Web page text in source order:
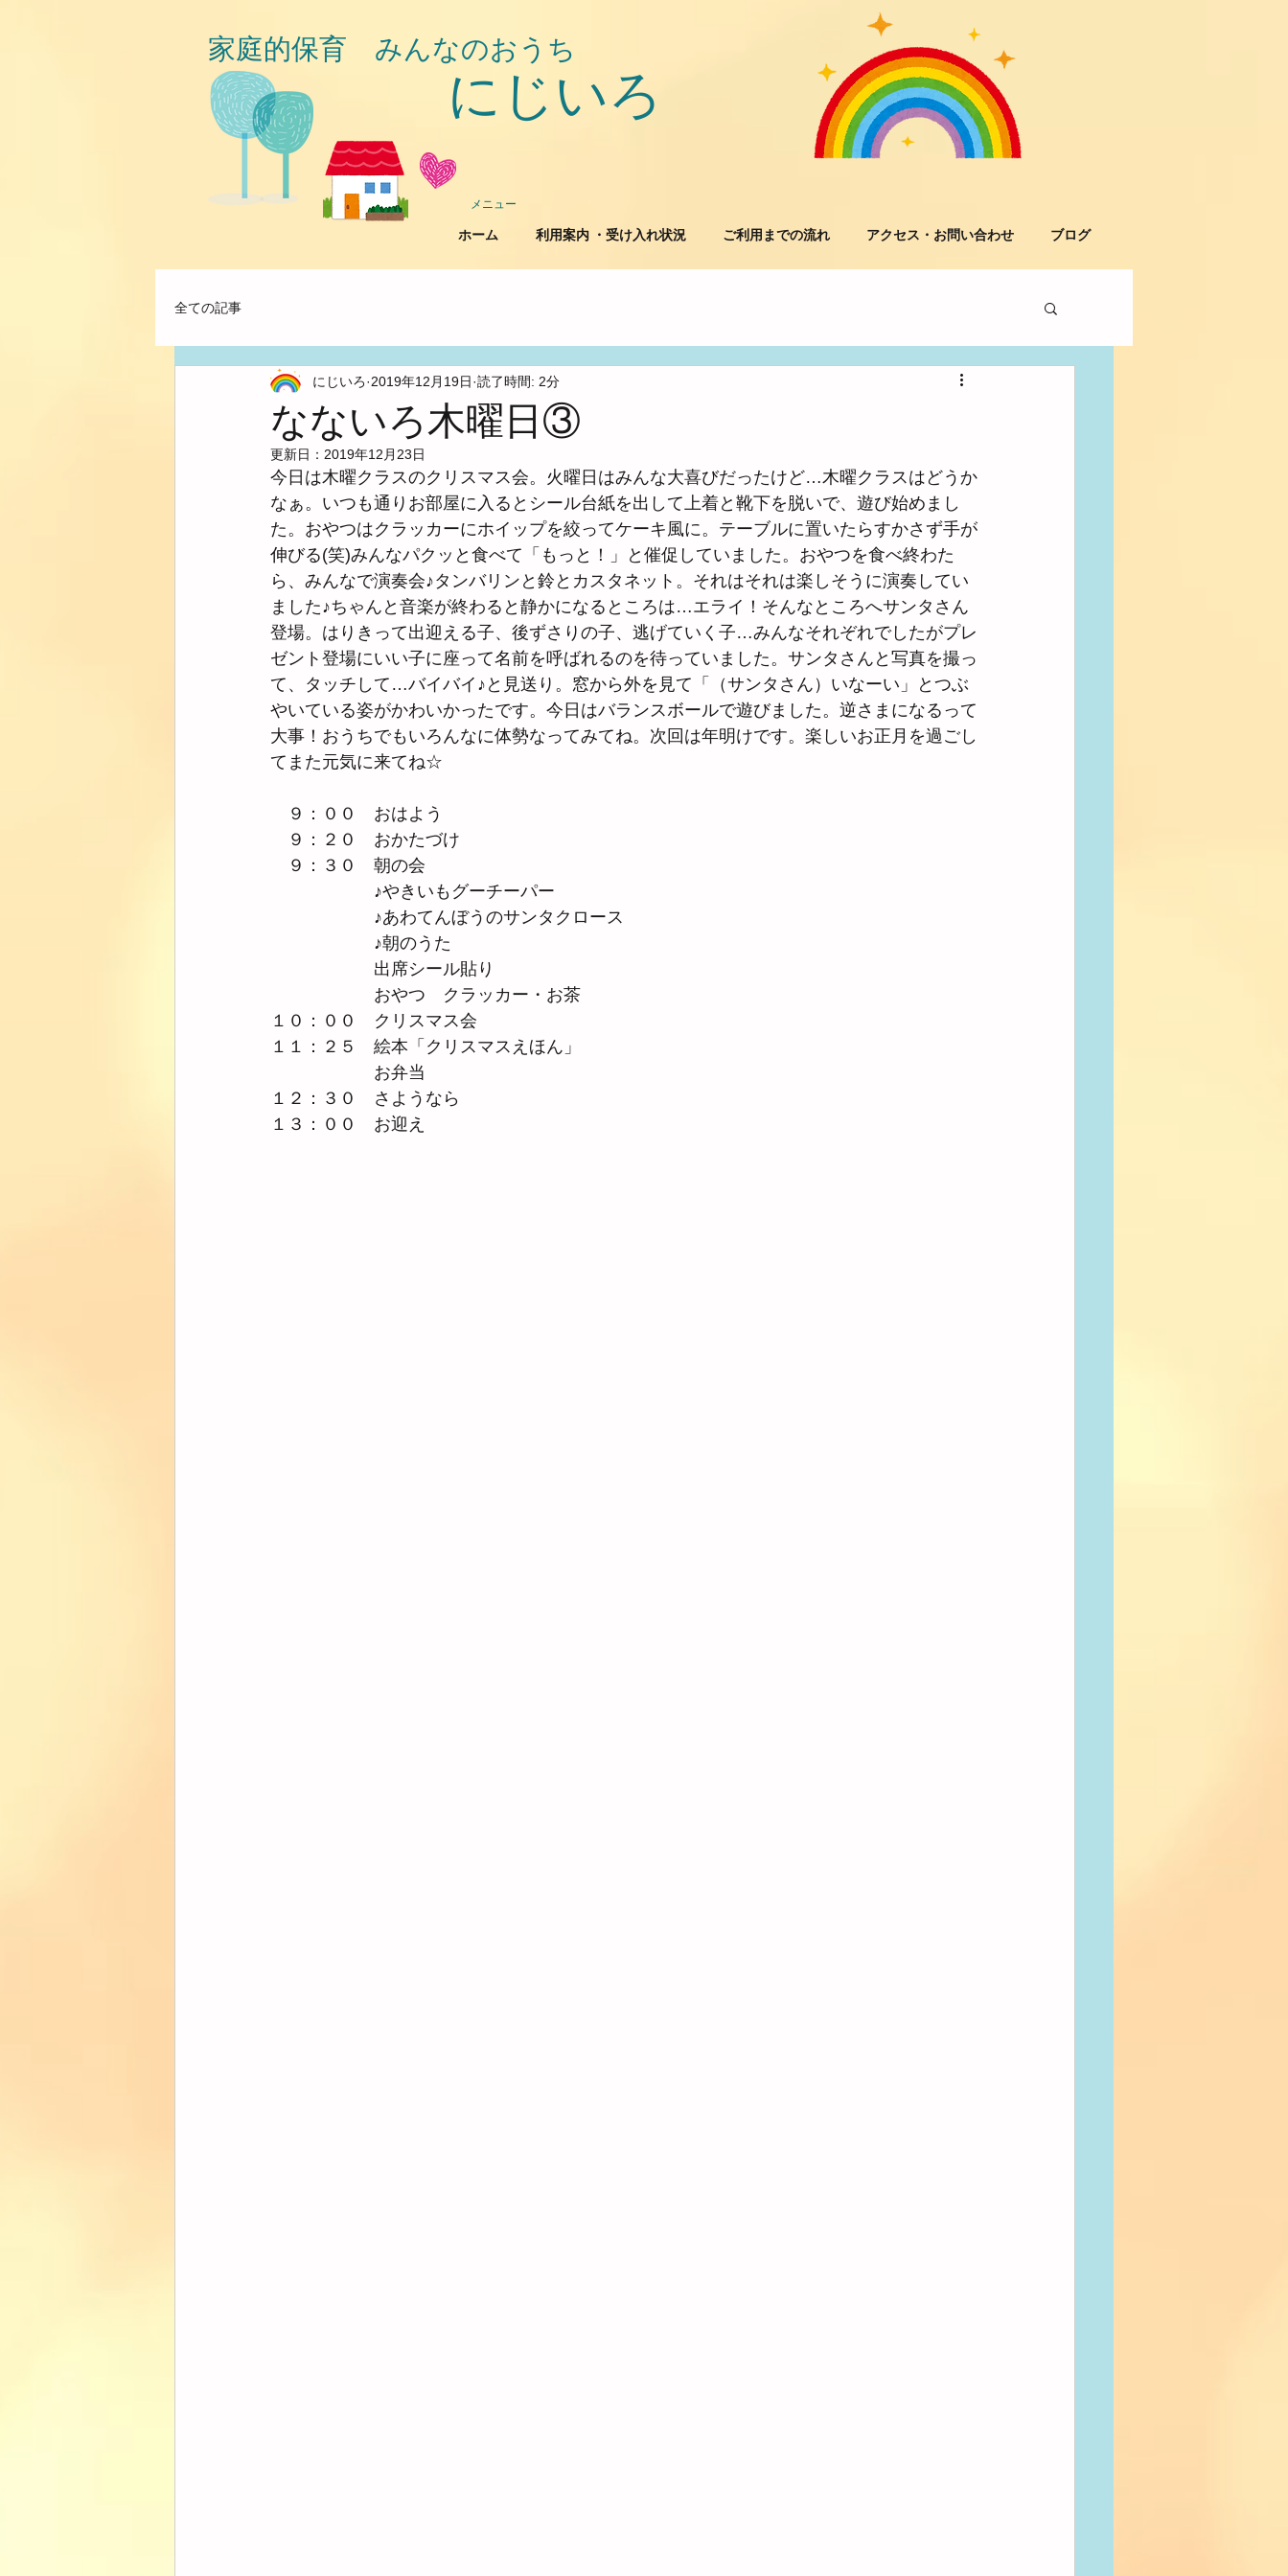
家庭的保育 みんなのおうち
​ にじいろ
ホーム 利用案内 ・受け入れ状況 ご利用までの流れ アクセス・お問い合わせ ブログ
メニュー
全ての記事
なないろ木曜日③
にじいろ 2019年12月19日 読了時間: 2分
更新日： 2019年12月23日
今日は木曜クラスのクリスマス会。火曜日はみんな大喜びだったけど…木曜クラスはどうか
なぁ。いつも通りお部屋に入るとシール台紙を出して上着と靴下を脱いで、遊び始めまし
た。おやつはクラッカーにホイップを絞ってケーキ風に。テーブルに置いたらすかさず手が
伸びる(笑)みんなパクッと食べて「もっと！」と催促していました。おやつを食べ終わた
ら、みんなで演奏会♪タンバリンと鈴とカスタネット。それはそれは楽しそうに演奏してい
ました♪ちゃんと音楽が終わると静かになるところは…エライ！そんなところへサンタさん
登場。はりきって出迎える子、後ずさりの子、逃げていく子…みんなそれぞれでしたがプレ
ゼント登場にいい子に座って名前を呼ばれるのを待っていました。サンタさんと写真を撮っ
て、タッチして…バイバイ♪と見送り。窓から外を見て「（サンタさん）いなーい」とつぶ
やいている姿がかわいかったです。今日はバランスボールで遊びました。逆さまになるって
大事！おうちでもいろんなに体勢なってみてね。次回は年明けです。楽しいお正月を過ごし
てまた元気に来てね☆
９：００　おはよう
９：２０　おかたづけ
９：３０　朝の会
♪やきいもグーチーパー
♪あわてんぼうのサンタクロース
♪朝のうた
出席シール貼り
おやつ　クラッカー・お茶
１０：００　クリスマス会
１１：２５　絵本「クリスマスえほん」
お弁当
１２：３０　さようなら
１３：００　お迎え